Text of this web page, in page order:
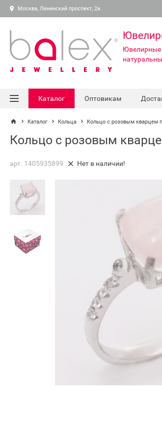
Москва, Ленинский проспект, 2а
Ювелирные
Каталог Оптовикам
Каталог Кольца Кольцо с розовым кварцем
Кольцо с розовым
арт. 1405935899 Нет в наличии!